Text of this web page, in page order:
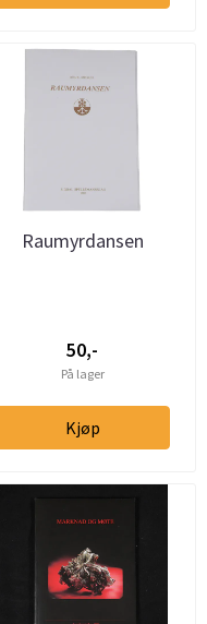
Raumyrdansen
50,-
På lager
Kjøp